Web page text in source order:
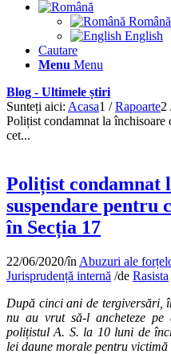
Română
English
Cautare
Menu Menu
Blog - Ultimele știri
Sunteți aici: Acasa1 / Rapoarte2
Polițist condamnat la închisoare
cet...
Polițist condamnat
suspendare pentru
în Secția 17
22/06/2020/în Abuzuri ale
Jurisprudență internă /de Rasista
După cinci ani de tergiversări,
nu au vrut să-l ancheteze pe
polițistul A. S. la 10 luni de
lei daune morale pentru victimă